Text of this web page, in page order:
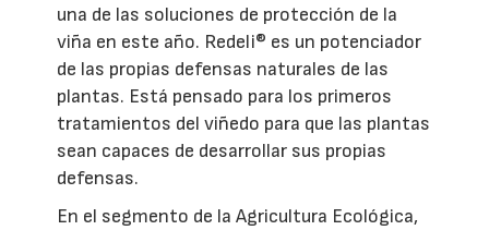
una de las soluciones de protección de la
viña en este año. Redeli® es un potenciador
de las propias defensas naturales de las
plantas. Está pensado para los primeros
tratamientos del viñedo para que las plantas
sean capaces de desarrollar sus propias
defensas.
En el segmento de la Agricultura Ecológica,